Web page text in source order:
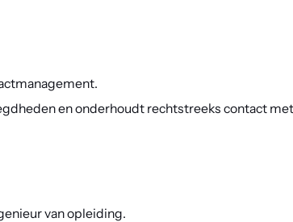
en onderhoudt rechtstreeks contact met
van opleiding.